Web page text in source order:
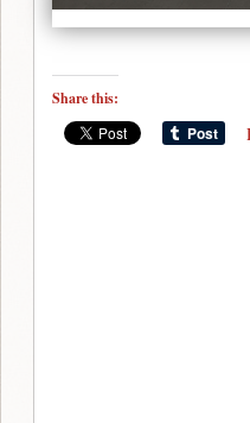
Share this: